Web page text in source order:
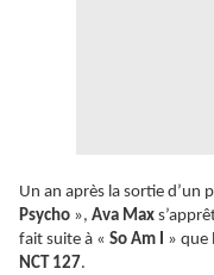
Un an après la sortie d’un
Psycho », Ava Max
fait suite à « So Am I » que
NCT 127.